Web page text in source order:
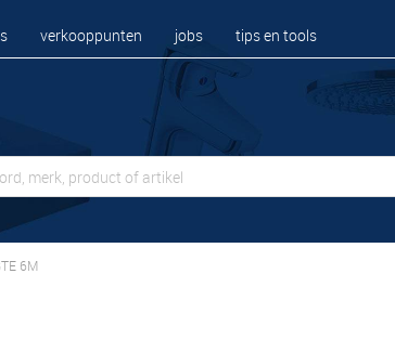
verkooppunten jobs tips en tools
6M